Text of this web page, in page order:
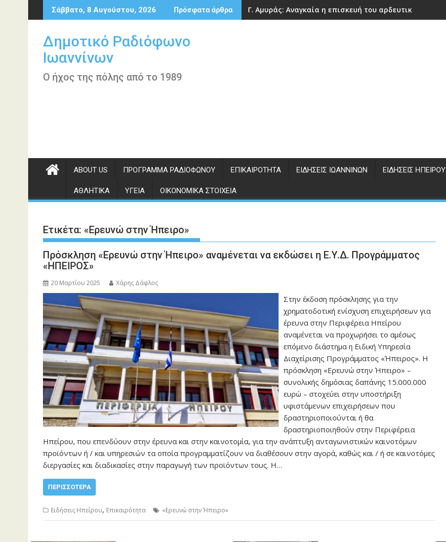
Περάστε
στο
Σάββατο, 8 Αυγούστου, 2026 Πρόσφατα άρθρα Γ. Αμυράς: Αναγκαία η επισκευή του αρδευτικού
Δημοτικό Ραδιόφωνο
Ιωαννίνων
Ο ήχος της πόλης από το 1989
ABOUT US ΠΡΌΓΡΑΜΜΑ ΡΑΔΙΟΦΏΝΟΥ ΕΠΙΚΑΙΡΌΤΗΤΑ ΕΙΔΉΣΕΙΣ ΙΩΑΝΝΊΝΩΝ ΕΙΔΉΣΕΙΣ ΗΠΕΊΡΟΥ
ΑΘΛΗΤΙΚΆ ΥΓΕΊΑ ΟΙΚΟΝΟΜΙΚΆ ΣΤΟΙΧΕΊΑ
Ετικέτα: «Ερευνώ στην Ήπειρο»
Πρόσκληση «Ερευνώ στην Ήπειρο» αναμένεται να εκδώσει η Ε.Υ.Δ. Προγράμματος
«ΗΠΕΙΡΟΣ»
20 Μαρτίου 2025 Χάρης Δάφλος
Στην έκδοση πρόσκλησης για την
χρηματοδοτική ενίσχυση επιχειρήσεων για
έρευνα στην Περιφέρεια Ηπείρου
αναμένεται να προχωρήσει το αμέσως
επόμενο διάστημα η Ειδική Υπηρεσία
Διαχείρισης Προγράμματος «Ήπειρος». Η
πρόσκληση «Ερευνώ στην Ήπειρο» –
συνολικής δημόσιας δαπάνης 15.000.000
ευρώ – στοχεύει στην υποστήριξη
υφιστάμενων επιχειρήσεων που
δραστηριοποιούνται ή θα
δραστηριοποιηθούν στην Περιφέρεια
Ηπείρου, που επενδύουν στην έρευνα και στην καινοτομία, για την ανάπτυξη ανταγωνιστικών καινοτόμων
προϊόντων ή / και υπηρεσιών τα οποία προγραμματίζουν να διαθέσουν στην αγορά, καθώς και / ή σε καινοτόμες
διεργασίες και διαδικασίες στην παραγωγή των προϊόντων τους. Η…
ΠΕΡΙΣΣΌΤΕΡΑ
Ειδήσεις Ηπείρου, Επικαιρότητα «Ερευνώ στην Ήπειρο»